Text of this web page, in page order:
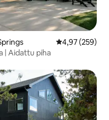
4,97 (259)
| Aidattu piha